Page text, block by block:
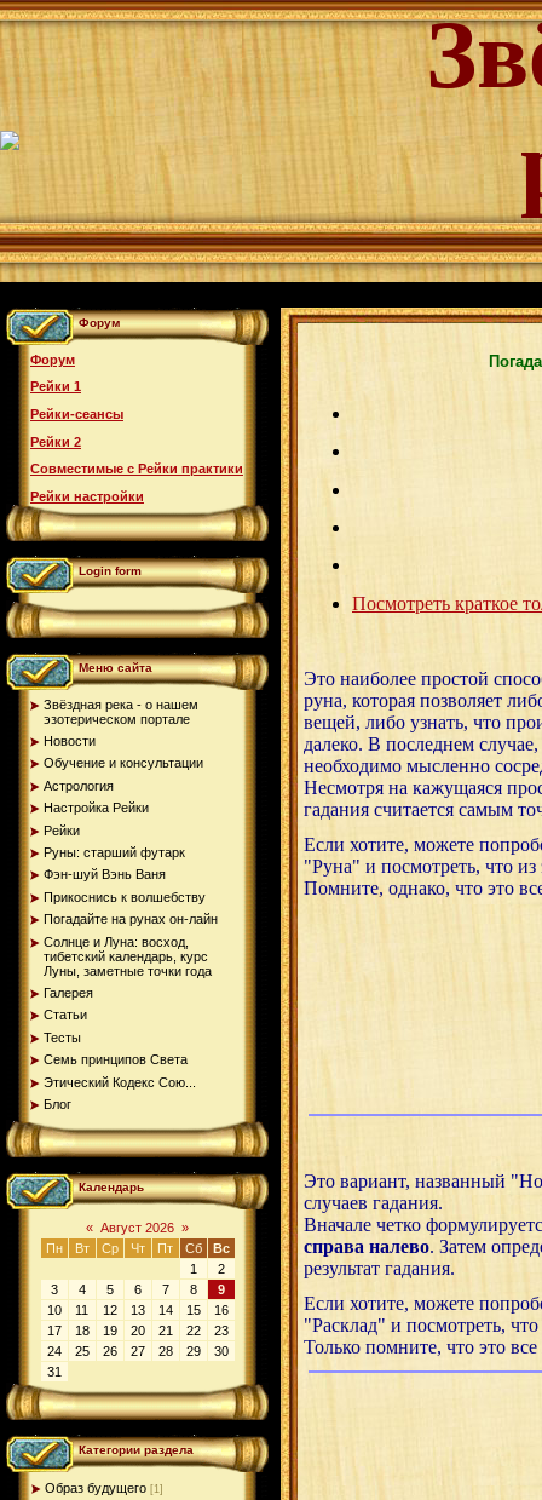
Форум
Форум
Рейки 1
Рейки-сеансы
Рейки 2
Совместимые с Рейки практики
Рейки настройки
Login form
Меню сайта
Звёздная река - о нашем
эзотерическом портале
Новости
Обучение и консультации
Астрология
Настройка Рейки
Рейки
Руны: старший футарк
Фэн-шуй Вэнь Ваня
Прикоснись к волшебству
Погадайте на рунах oн-лайн
Солнце и Луна: восход,
тибетский календарь, курс
Луны, заметные точки года
Галерея
Статьи
Тесты
Семь принципов Света
Этический Кодекс Сою...
Блог
Календарь
« Август 2026 »
Пн
Вт Ср Чт Пт Сб
Вс
1
2
3
4 5 6 7 8
9
10
11 12 13 14 15
16
17
18 19 20 21 22
23
24
25 26 27 28 29
30
31
Категории раздела
Образ будущего [1]
Посмотреть краткое
Это наиболее простой
руна, которая позволяет
вещей, либо узнать, что
далеко. В последнем
необходимо мысленно
Несмотря на кажущаяся
гадания считается самым
Если хотите, можете
"Руна" и посмотреть, что из
Помните, однако, что это
Это вариант, названный
случаев гадания.
Вначале четко
справа налево. Затем
результат гадания.
Если хотите, можете
"Расклад" и посмотреть,
Только помните, что это